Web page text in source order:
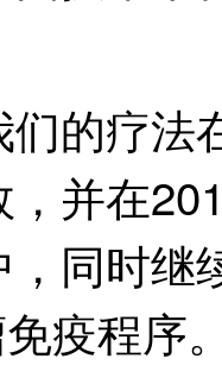
疗法
并在
同时继
疫程序